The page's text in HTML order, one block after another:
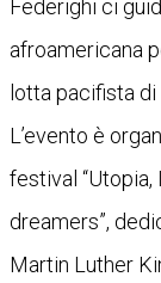
Federighi ci
afroamericana
lotta pacifista di
L’evento è
festival
dreamers”,
Martin Luther